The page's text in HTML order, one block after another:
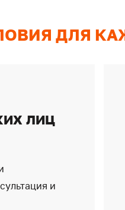
ДЛЯ
лиц
и